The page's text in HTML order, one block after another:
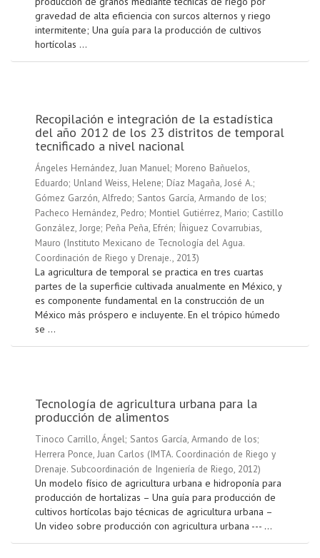
gravedad de alta eficiencia con surcos alternos y riego
intermitente; Una guía para la producción de cultivos
hortícolas ...
Recopilación e integración de la estadística
del año 2012 de los 23 distritos de temporal
tecnificado a nivel nacional
Ángeles Hernández, Juan Manuel; Moreno Bañuelos,
Eduardo; Unland Weiss, Helene; Díaz Magaña, José A.;
Gómez Garzón, Alfredo; Santos García, Armando de los;
Pacheco Hernández, Pedro; Montiel Gutiérrez, Mario; Castillo
González, Jorge; Peña Peña, Efrén; Íñiguez Covarrubias,
Mauro (Instituto Mexicano de Tecnología del Agua.
Coordinación de Riego y Drenaje., 2013)
La agricultura de temporal se practica en tres cuartas
partes de la superficie cultivada anualmente en México, y
es componente fundamental en la construcción de un
México más próspero e incluyente. En el trópico húmedo
se ...
Tecnología de agricultura urbana para la
producción de alimentos
Tinoco Carrillo, Ángel; Santos García, Armando de los;
Herrera Ponce, Juan Carlos (IMTA. Coordinación de Riego y
Drenaje. Subcoordinación de Ingeniería de Riego, 2012)
Un modelo físico de agricultura urbana e hidroponía para
producción de hortalizas – Una guía para producción de
cultivos hortícolas bajo técnicas de agricultura urbana –
Un video sobre producción con agricultura urbana --- ...